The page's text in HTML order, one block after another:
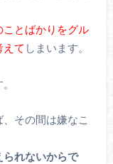
ことばかりをグル
て しまいます。
その間は嫌なこ
れないからで